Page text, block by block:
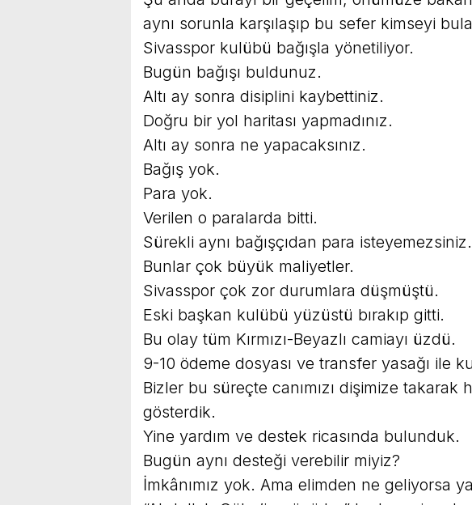
aynı sorunla karşılaşıp bu sefer kimseyi
Sivasspor kulübü bağışla yönetiliyor.
Bugün bağışı buldunuz.
Altı ay sonra disiplini kaybettiniz.
Doğru bir yol haritası yapmadınız.
Altı ay sonra ne yapacaksınız.
Bağış yok.
Para yok.
Verilen o paralarda bitti.
Sürekli aynı bağışçıdan para isteyemezsiniz.
Bunlar çok büyük maliyetler.
Sivasspor çok zor durumlara düşmüştü.
Eski başkan kulübü yüzüstü bırakıp gitti.
Bu olay tüm Kırmızı-Beyazlı camiayı üzdü.
9-10 ödeme dosyası ve transfer yasağı ile
Bizler bu süreçte canımızı dişimize takarak
gösterdik.
Yine yardım ve destek ricasında bulunduk.
Bugün aynı desteği verebilir miyiz?
İmkânımız yok. Ama elimden ne geliyorsa